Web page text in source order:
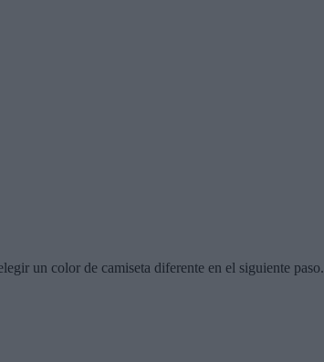
un color de camiseta diferente en el siguiente paso.